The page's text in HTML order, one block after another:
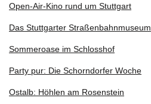
Open-Air-Kino rund um Stuttgart
Das Stuttgarter Straßenbahnmuseum
Sommeroase im Schlosshof
Party pur: Die Schorndorfer Woche
Ostalb: Höhlen am Rosenstein